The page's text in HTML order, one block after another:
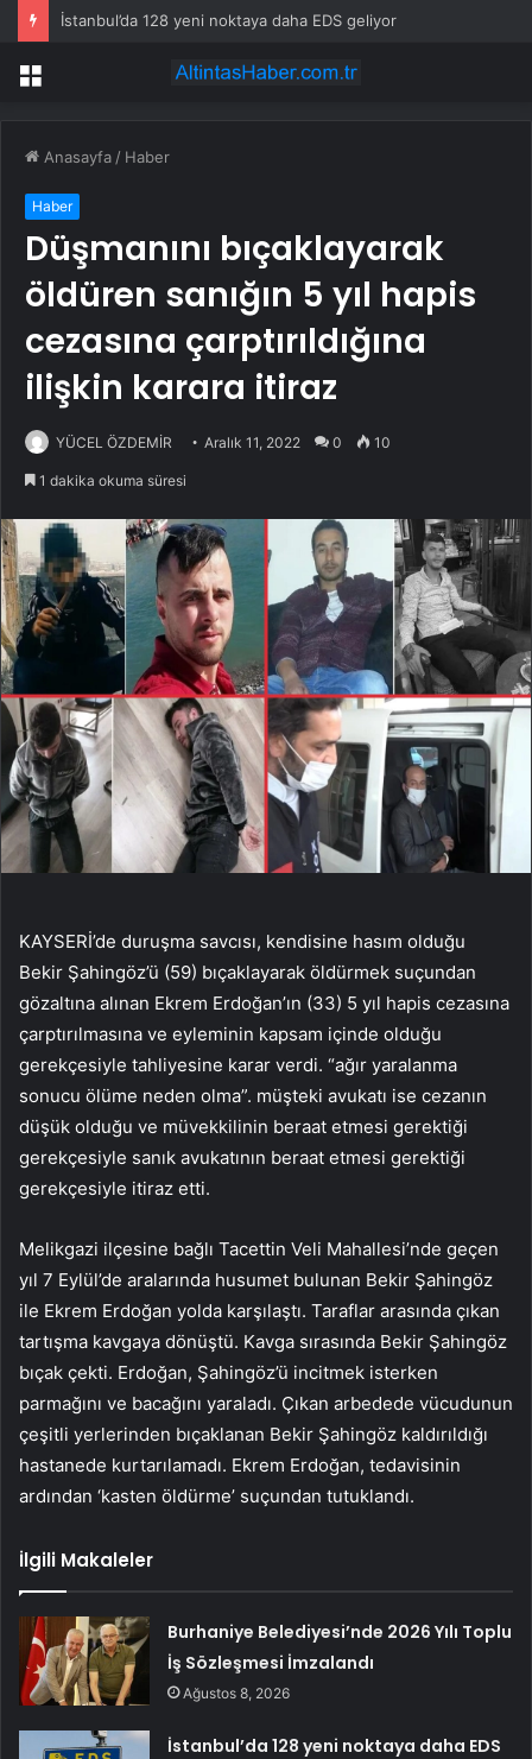
İstanbul’da 128 yeni noktaya daha EDS geliyor
Menü
Anasayfa / Haber
Haber
Düşmanını bıçaklayarak
öldüren sanığın 5 yıl hapis
cezasına çarptırıldığına
ilişkin karara itiraz
YÜCEL ÖZDEMİR Aralık 11, 2022 0 10
1 dakika okuma süresi
KAYSERİ’de duruşma savcısı, kendisine hasım olduğu
Bekir Şahingöz’ü (59) bıçaklayarak öldürmek suçundan
gözaltına alınan Ekrem Erdoğan’ın (33) 5 yıl hapis cezasına
çarptırılmasına ve eyleminin kapsam içinde olduğu
gerekçesiyle tahliyesine karar verdi. “ağır yaralanma
sonucu ölüme neden olma”. müşteki avukatı ise cezanın
düşük olduğu ve müvekkilinin beraat etmesi gerektiği
gerekçesiyle sanık avukatının beraat etmesi gerektiği
gerekçesiyle itiraz etti.
Melikgazi ilçesine bağlı Tacettin Veli Mahallesi’nde geçen
yıl 7 Eylül’de aralarında husumet bulunan Bekir Şahingöz
ile Ekrem Erdoğan yolda karşılaştı. Taraflar arasında çıkan
tartışma kavgaya dönüştü. Kavga sırasında Bekir Şahingöz
bıçak çekti. Erdoğan, Şahingöz’ü incitmek isterken
parmağını ve bacağını yaraladı. Çıkan arbedede vücudunun
çeşitli yerlerinden bıçaklanan Bekir Şahingöz kaldırıldığı
hastanede kurtarılamadı. Ekrem Erdoğan, tedavisinin
ardından ‘kasten öldürme’ suçundan tutuklandı.
İlgili Makaleler
Burhaniye Belediyesi’nde 2026 Yılı Toplu
İş Sözleşmesi İmzalandı
Ağustos 8, 2026
İstanbul’da 128 yeni noktaya daha EDS